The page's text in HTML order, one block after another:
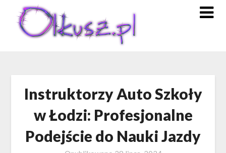
content
Instruktorzy Auto Szkoły
w Łodzi: Profesjonalne
Podejście do Nauki Jazdy